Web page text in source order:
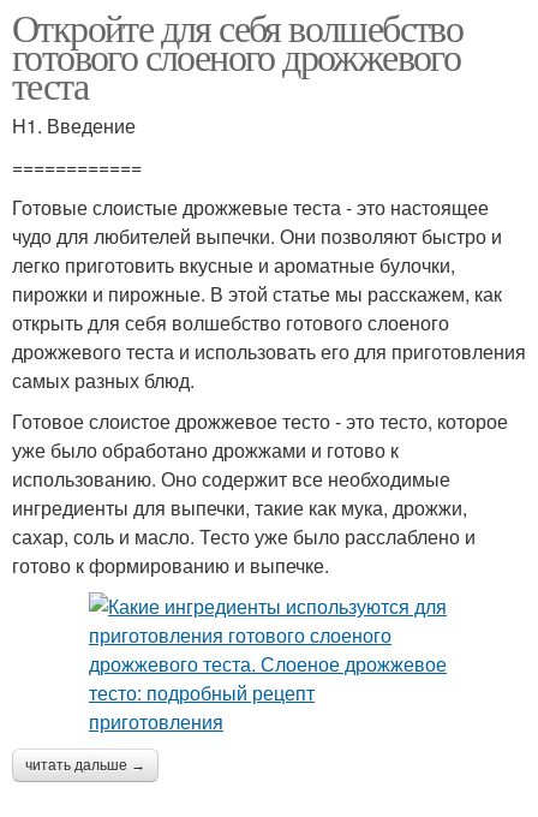
Откройте для себя волшебство
готового слоеного дрожжевого
теста
H1. Введение
============
Готовые слоистые дрожжевые теста - это настоящее
чудо для любителей выпечки. Они позволяют быстро и
легко приготовить вкусные и ароматные булочки,
пирожки и пирожные. В этой статье мы расскажем, как
открыть для себя волшебство готового слоеного
дрожжевого теста и использовать его для приготовления
самых разных блюд.
Готовое слоистое дрожжевое тесто - это тесто, которое
уже было обработано дрожжами и готово к
использованию. Оно содержит все необходимые
ингредиенты для выпечки, такие как мука, дрожжи,
сахар, соль и масло. Тесто уже было расслаблено и
готово к формированию и выпечке.
читать дальше →